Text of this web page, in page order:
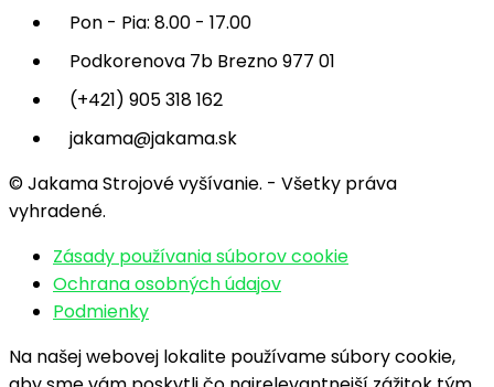
Pon - Pia: 8.00 - 17.00
Podkorenova 7b Brezno 977 01
(+421) 905 318 162
jakama@jakama.sk
© Jakama Strojové vyšívanie. - Všetky práva
vyhradené.
Zásady používania súborov cookie
Ochrana osobných údajov
Podmienky
Na našej webovej lokalite používame súbory cookie,